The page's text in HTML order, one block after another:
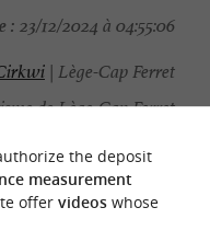
: 23/12/2024 à 04:55:06
| Lège-Cap Ferret
de Lège-Cap Ferret
the deposit
measurement
offer videoswhose